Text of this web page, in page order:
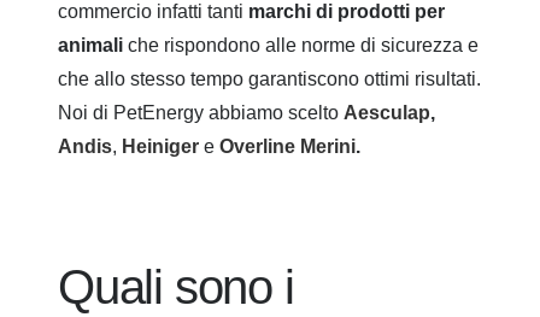
commercio infatti tanti marchi di prodotti per
animali che rispondono alle norme di sicurezza e
che allo stesso tempo garantiscono ottimi risultati.
Noi di PetEnergy abbiamo scelto Aesculap,
Andis, Heiniger e Overline Merini.
Quali sono i